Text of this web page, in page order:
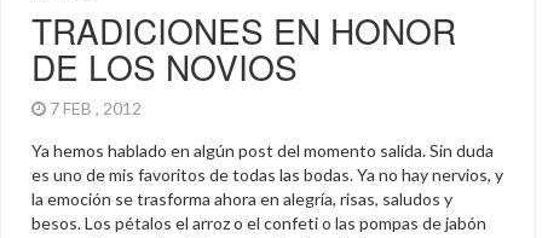
TRADICIONES EN HONOR
DE LOS NOVIOS
7 FEB , 2012
Ya hemos hablado en algún post del momento salida. Sin duda
es uno de mis favoritos de todas las bodas. Ya no hay nervios, y
la emoción se trasforma ahora en alegría, risas, saludos y
besos. Los pétalos el arroz o el confeti o las pompas de jabón